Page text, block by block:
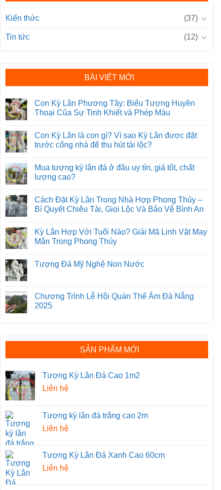
Kiến thức (37)
Tin tức (12)
BÀI VIẾT MỚI
Con Kỳ Lân Phương Tây: Biểu Tượng Huyền
Thoại Của Sự Tinh Khiết và Phép Màu
Con Kỳ Lân là con gì? Vì sao Kỳ Lân được đặt
trước cổng nhà để thu hút tài lộc?
Mua tượng kỳ lân đá ở đâu uy tín, giá tốt, chất
lượng cao?
Cách Đặt Kỳ Lân Trong Nhà Hợp Phong Thủy –
Bí Quyết Chiêu Tài, Giọi Lộc Và Bảo Vệ Bình An
Kỳ Lân Hợp Với Tuổi Nào? Giải Mã Linh Vật May
Mắn Trong Phong Thủy
Tượng Đá Mỹ Nghệ Non Nước
Chương Trình Lễ Hội Quán Thế Âm Đà Nẵng
2025
SẢN PHẨM MỚI
Tượng Kỳ Lân Đá Cao 1m2
Liên hệ
Tượng kỳ lân đá trắng cao 2m
Liên hệ
Tượng Kỳ Lân Đá Xanh Cao 60cm
Liên hệ